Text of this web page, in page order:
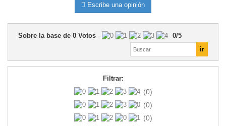
Escribe una opinión
Sobre la base de 0 Votos - 0/5
Filtrar:
(0)
(0)
(0)